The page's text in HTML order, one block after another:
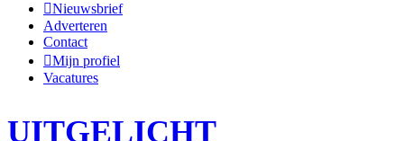
Nieuwsbrief
Adverteren
Contact
Mijn profiel
Vacatures
UITGELICHT